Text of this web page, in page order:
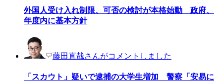
外国人受け入れ制限、可否の検討が本格始動 政府、
年度内に基本方針
藤田直哉さんがコメントしました
「スカウト」疑いで逮捕の大学生増加 警察「安易に